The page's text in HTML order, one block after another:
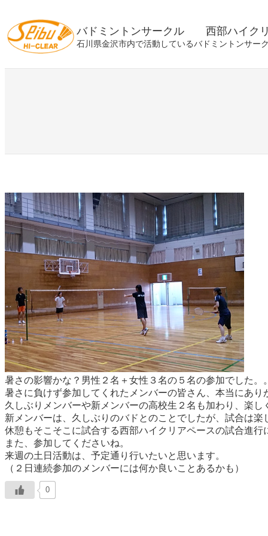
を
ス
バドミントンサークル 西部ハイク
石川県金沢市内で活動しているバドミントンサー
暑さの影響かな？男性２名＋女性３名の５名の参加でした。
暑さに負けず参加してくれたメンバーの皆さん、本当にあり
久しぶりメンバーや新メンバーの高校生２名も加わり、楽し
新メンバーは、久しぶりのバドとのことでしたが、試合は楽
休憩もそこそこに試合する西部ハイクリアペースの試合進
また、参加してくださいね。
来週の土日活動は、予定通り行いたいと思います。
（２日連続参加のメンバーには何か良いことあるかも）
0